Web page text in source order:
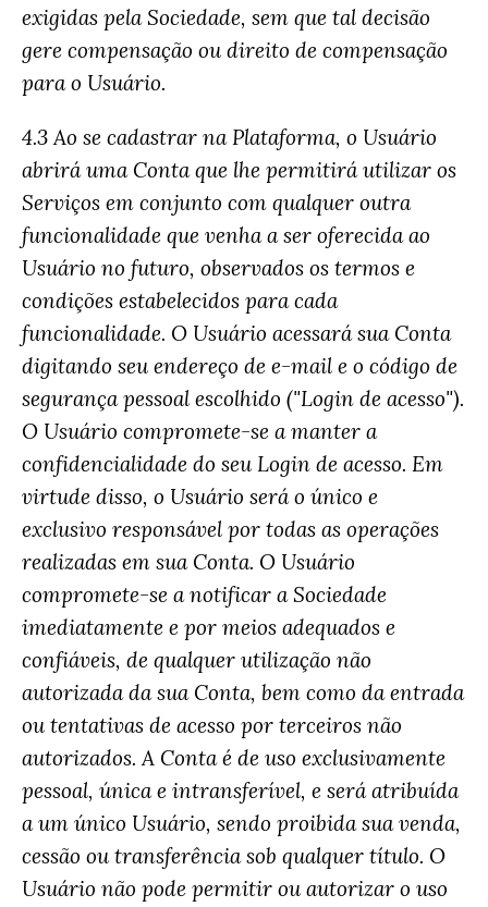
exigidas pela Sociedade, sem que tal decisão
gere compensação ou direito de compensação
para o Usuário.
4.3 Ao se cadastrar na Plataforma, o Usuário
abrirá uma Conta que lhe permitirá utilizar os
Serviços em conjunto com qualquer outra
funcionalidade que venha a ser oferecida ao
Usuário no futuro, observados os termos e
condições estabelecidos para cada
funcionalidade. O Usuário acessará sua Conta
digitando seu endereço de e-mail e o código de
segurança pessoal escolhido ("Login de acesso").
O Usuário compromete-se a manter a
confidencialidade do seu Login de acesso. Em
virtude disso, o Usuário será o único e
exclusivo responsável por todas as operações
realizadas em sua Conta. O Usuário
compromete-se a notificar a Sociedade
imediatamente e por meios adequados e
confiáveis, de qualquer utilização não
autorizada da sua Conta, bem como da entrada
ou tentativas de acesso por terceiros não
autorizados. A Conta é de uso exclusivamente
pessoal, única e intransferível, e será atribuída
a um único Usuário, sendo proibida sua venda,
cessão ou transferência sob qualquer título. O
Usuário não pode permitir ou autorizar o uso